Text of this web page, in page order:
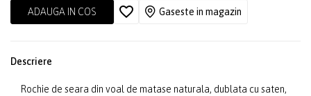
ADAUGA IN COS Gaseste in magazin
Descriere
Rochie de seara din voal de matase naturala, dublata cu saten,